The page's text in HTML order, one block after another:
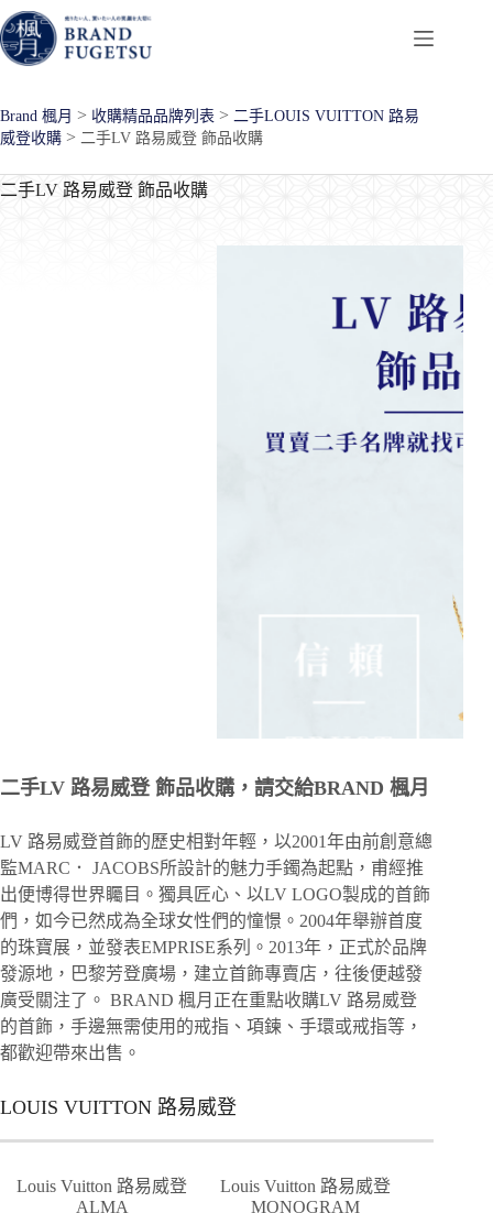
跳
至
主
內
容
Brand 楓月 > 收購精品品牌列表 > 二手LOUIS VUITTON 路易
威登收購 > 二手LV 路易威登 飾品收購
二手LV 路易威登 飾品收購
二手LV 路易威登 飾品收購，請交給BRAND 楓月
LV 路易威登首飾的歷史相對年輕，以2001年由前創意總
監MARC． JACOBS所設計的魅力手鐲為起點，甫經推
出便博得世界矚目。獨具匠心、以LV LOGO製成的首飾
們，如今已然成為全球女性們的憧憬。2004年舉辦首度
的珠寶展，並發表EMPRISE系列。2013年，正式於品牌
發源地，巴黎芳登廣場，建立首飾專賣店，往後便越發
廣受關注了。 BRAND 楓月正在重點收購LV 路易威登
的首飾，手邊無需使用的戒指、項鍊、手環或戒指等，
都歡迎帶來出售。
LOUIS VUITTON 路易威登
Louis Vuitton 路易威登
ALMA
Louis Vuitton 路易威登
MONOGRAM